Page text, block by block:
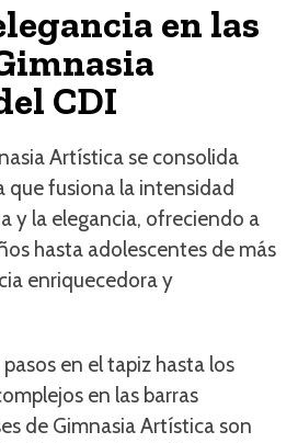
en las
CDI
Artística se consolida
que fusiona la intensidad
y la elegancia, ofreciendo a
hasta adolescentes de más
enriquecedora y
en el tapiz hasta los
en las barras
de Gimnasia Artística son